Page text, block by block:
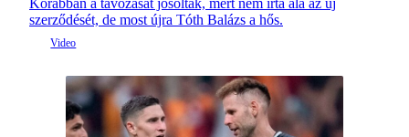
szerződését, de most újra Tóth Balázs a hős.